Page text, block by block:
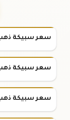
سعر سبيكة ذهب ١ جرام عيار
سعر سبيكة ذهب ٢ جرام عيار
سعر سبيكة ذهب ٢.٥ جرام عيار